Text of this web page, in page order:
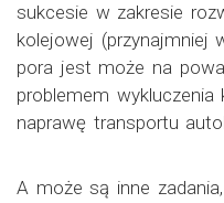
sukcesie w zakresie
kolejowej (przynajmniej
pora jest może na
problemem wykluczenia
naprawę transportu
A może są inne